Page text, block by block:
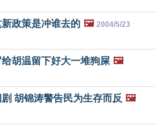
政策是冲谁去的 🖼️ 2004/5/23
胡温留下好大一堆狗屎 🖼️
胡锦涛警告民为生存而反 🖼️